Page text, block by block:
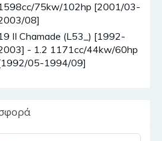
75kw/102hp [2001/03-
08]
II Chamade (L53_) [1992-
- 1.2 1171cc/44kw/60hp
05-1994/09]